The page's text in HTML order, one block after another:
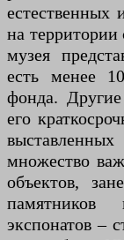
на
музея
есть менее
фонда.
его
множество
объектов,
памятников
экспонатов –